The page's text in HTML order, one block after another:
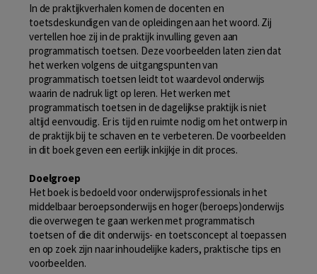
In de praktijkverhalen komen de docenten en
toetsdeskundigen van de opleidingen aan het woord. Zij
vertellen hoe zij in de praktijk invulling geven aan
programmatisch toetsen. Deze voorbeelden laten zien dat
het werken volgens de uitgangspunten van
programmatisch toetsen leidt tot waardevol onderwijs
waarin de nadruk ligt op leren. Het werken met
programmatisch toetsen in de dagelijkse praktijk is niet
altijd eenvoudig. Er is tijd en ruimte nodig om het ontwerp in
de praktijk bij te schaven en te verbeteren. De voorbeelden
in dit boek geven een eerlijk inkijkje in dit proces.
Doelgroep
Het boek is bedoeld voor onderwijsprofessionals in het
middelbaar beroepsonderwijs en hoger (beroeps)onderwijs
die overwegen te gaan werken met programmatisch
toetsen of die dit onderwijs- en toetsconcept al toepassen
en op zoek zijn naar inhoudelijke kaders, praktische tips en
voorbeelden.